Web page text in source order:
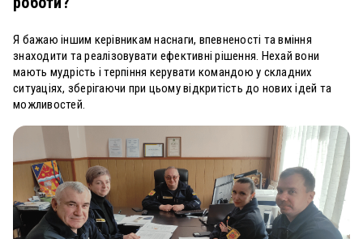
Я бажаю іншим керівникам наснаги, впевненості та вміння
знаходити та реалізовувати ефективні рішення. Нехай вони
мають мудрість і терпіння керувати командою у складних
ситуаціях, зберігаючи при цьому відкритість до нових ідей та
можливостей.